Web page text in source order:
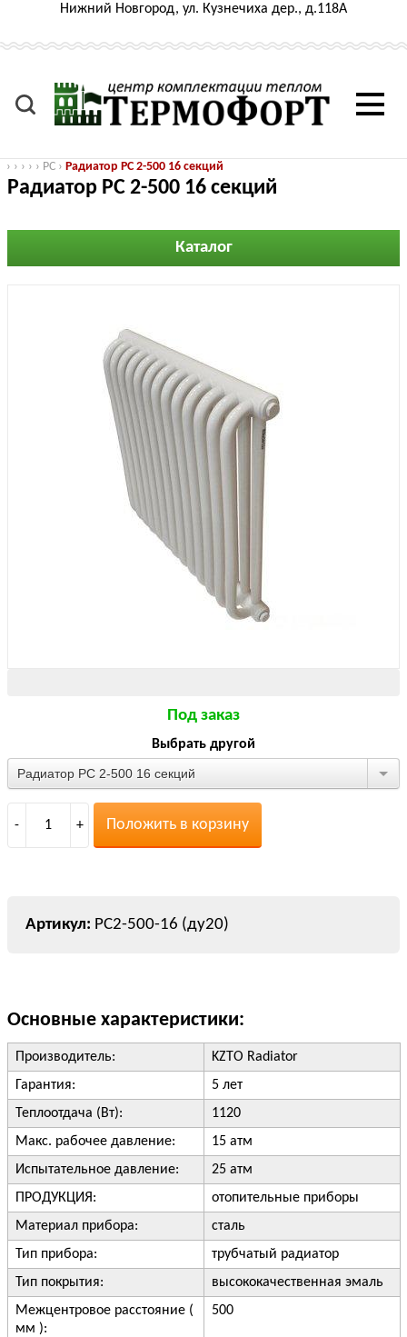
Нижний Новгород, ул. Кузнечиха дер., д.118А
› › › › › РС › Радиатор РС 2-500 16 секций
Радиатор РС 2-500 16 секций
Каталог
Под заказ
Выбрать другой
Радиатор РС 2-500 16 секций
- 1 + Положить в корзину
РС2-500-16 (ду20)
Основные характеристики:
Производитель:
KZTO Radiator
Гарантия:
5 лет
Теплоотдача (Вт):
1120
Макс. рабочее давление:
15 атм
Испытательное давление:
25 атм
ПРОДУКЦИЯ:
отопительные приборы
Материал прибора:
сталь
Тип прибора:
трубчатый радиатор
Тип покрытия:
высококачественная эмаль
Межцентровое расстояние (
мм ):
500